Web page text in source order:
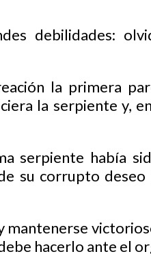
debilidades:
la primera
la serpiente y,
serpiente había
su corrupto
hacerlo ante el